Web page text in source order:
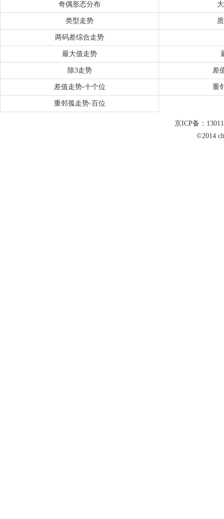
奇偶形态分布
类型走势
两码差综合走势
最大值走势
除3走势 差
差值走势-十个位 重
重邻孤走势-百位
京ICP备：
©2014